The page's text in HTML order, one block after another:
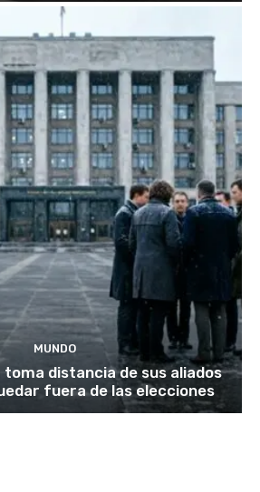
MUNDO
toma distancia de sus aliados
fuera de las elecciones